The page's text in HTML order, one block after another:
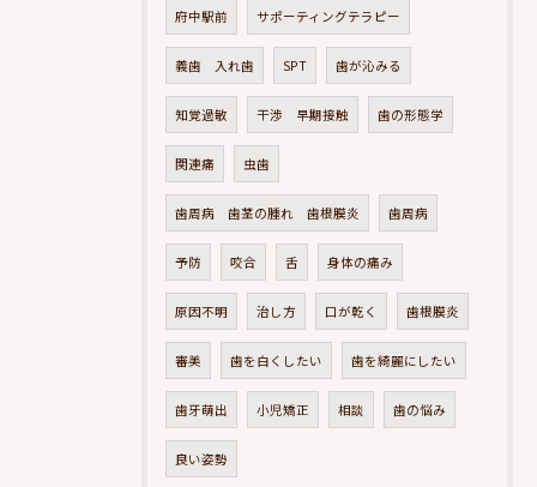
府中駅前 サポーティングテラピー
義歯 入れ歯 SPT 歯が沁みる
知覚過敏 干渉 早期接触 歯の形態学
関連痛 虫歯
歯周病 歯茎の腫れ 歯根膜炎 歯周病
予防 咬合 舌 身体の痛み
原因不明 治し方 口が乾く 歯根膜炎
審美 歯を白くしたい 歯を綺麗にしたい
歯牙萌出 小児矯正 相談 歯の悩み
良い姿勢